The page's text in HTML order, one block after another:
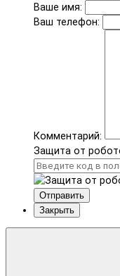
Ваше имя:
Ваш телефон:
Комментарий:
Защита от
Отправить
Закрыть